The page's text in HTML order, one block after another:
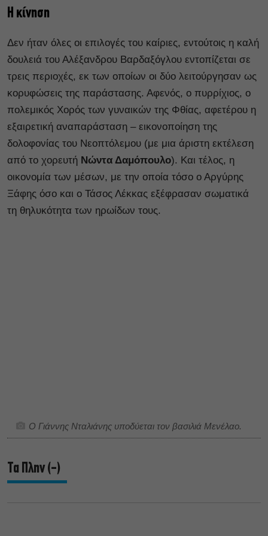
Η κίνηση
Δεν ήταν όλες οι επιλογές του καίριες, εντούτοις η καλή
δουλειά του Αλέξανδρου Βαρδαξόγλου εντοπίζεται σε
τρεις περιοχές, εκ των οποίων οι δύο λειτούργησαν ως
κορυφώσεις της παράστασης. Αφενός, ο πυρρίχιος, ο
πολεμικός Χορός των γυναικών της Φθίας, αφετέρου η
εξαιρετική αναπαράσταση – εικονοποίηση της
δολοφονίας του Νεοπτόλεμου (με μια άριστη εκτέλεση
από το χορευτή Νώντα Δαμόπουλο). Και τέλος, η
οικονομία των μέσων, με την οποία τόσο ο Αργύρης
Ξάφης όσο και ο Τάσος Λέκκας εξέφρασαν σωματικά
τη θηλυκότητα των ηρωίδων τους.
Ο Γιάννης Νταλιάνης υποδύεται τον βασιλιά Μενέλαο.
Τα Πλην (-)